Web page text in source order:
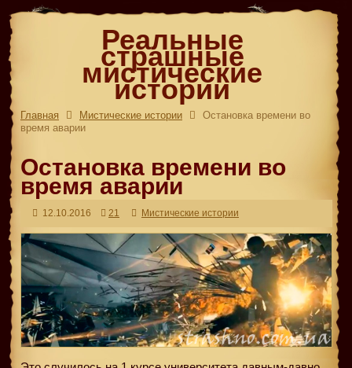
Реальные
страшные
мистические
истории
Главная Мистические истории
Остановка времени во
время аварии
Остановка времени во
время аварии
12.10.2016 21 Мистические истории